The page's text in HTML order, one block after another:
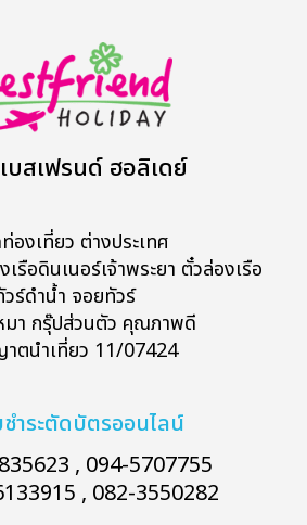
Search
บสเฟรนด์ ฮอลิเดย์
องเที่ยว ต่างประเทศ
เรือดินเนอร์เจ้าพระยา ตั๋วล่องเรือ
วร์ดำน้ำ จอยทัวร์
มา กรุ๊ปส่วนตัว คุณภาพดี
ตนำเที่ยว 11/07424
ำระตัดบัตรออนไลน์
, 094-5707755
, 082-3550282